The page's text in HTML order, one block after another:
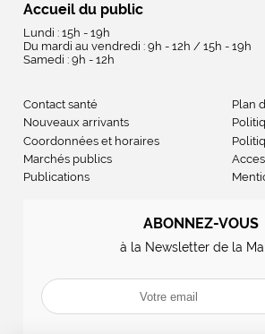
Accueil du public
Lundi : 15h - 19h
Du mardi au vendredi : 9h - 12h / 15h - 19h
Samedi : 9h - 12h
Contact santé
Nouveaux arrivants
Coordonnées et horaires
Marchés publics
Publications
Plan
ABONNEZ-VOUS
à la Newsletter de la